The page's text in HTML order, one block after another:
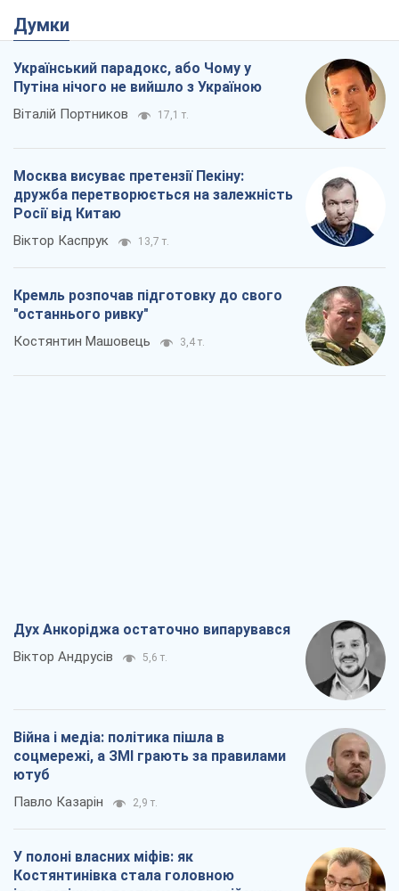
Думки
Український парадокс, або Чому у
Путіна нічого не вийшло з Україною
Віталій Портников 17,1 т.
Москва висуває претензії Пекіну:
дружба перетворюється на залежність
Росії від Китаю
Віктор Каспрук 13,7 т.
Кремль розпочав підготовку до свого
"останнього ривку"
Костянтин Машовець 3,4 т.
Дух Анкоріджа остаточно випарувався
Віктор Андрусів 5,6 т.
Війна і медіа: політика пішла в
соцмережі, а ЗМІ грають за правилами
ютуб
Павло Казарін 2,9 т.
У полоні власних міфів: як
Костянтинівка стала головною